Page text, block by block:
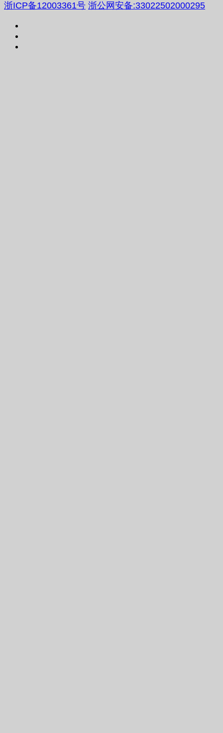
浙ICP备12003361号 浙公网安备:33022502000295